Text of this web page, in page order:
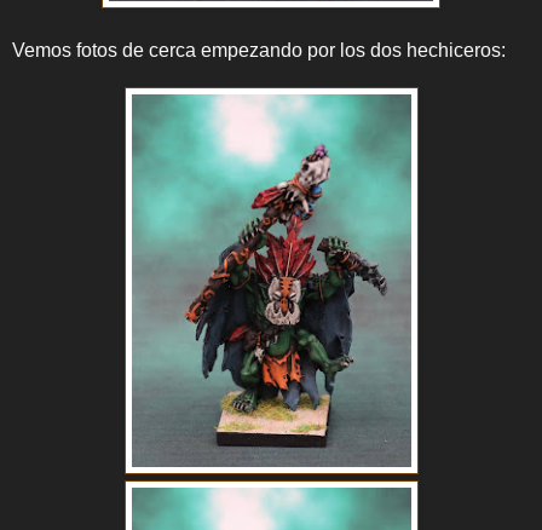
Vemos fotos de cerca empezando por los dos hechiceros: